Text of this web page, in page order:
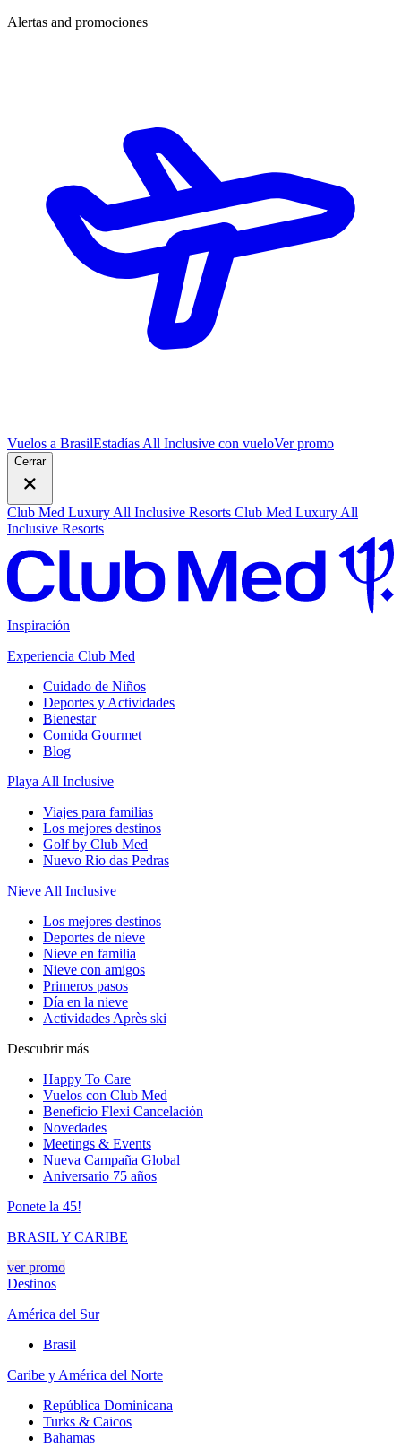
Alertas and promociones
Vuelos a BrasilEstadías All Inclusive con vueloVer promo
Cerrar
Club Med Luxury All Inclusive Resorts Club Med Luxury All
Inclusive Resorts
Inspiración
Experiencia Club Med
Cuidado de Niños
Deportes y Actividades
Bienestar
Comida Gourmet
Blog
Playa All Inclusive
Viajes para familias
Los mejores destinos
Golf by Club Med
Nuevo Rio das Pedras
Nieve All Inclusive
Los mejores destinos
Deportes de nieve
Nieve en familia
Nieve con amigos
Primeros pasos
Día en la nieve
Actividades Après ski
Descubrir más
Happy To Care
Vuelos con Club Med
Beneficio Flexi Cancelación
Novedades
Meetings & Events
Nueva Campaña Global
Aniversario 75 años
Ponete la 45!
BRASIL Y CARIBE
ver promo
Destinos
América del Sur
Brasil
Caribe y América del Norte
República Dominicana
Turks & Caicos
Bahamas